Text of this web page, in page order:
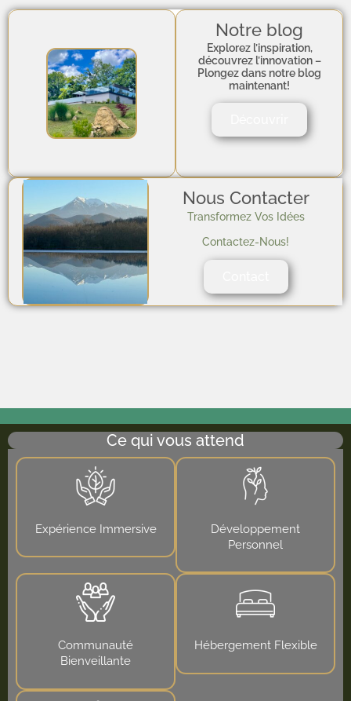
Notre blog
Explorez l’inspiration,
découvrez l’innovation –
Plongez dans notre blog
maintenant!
Nous Contacter
Transformez Vos Idées
Contactez-Nous!
Ce qui vous attend
Expérience Immersive
Développement
Personnel
Communauté
Bienveillante
Hébergement Flexible